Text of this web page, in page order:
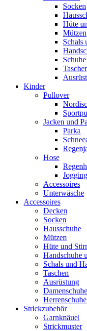
Socken
Hüte
Mützen
Schals
Kinder
Pullover
Jacken und
Parka
Hose
Accessoires
Unterwäsche
Accessoires
Decken
Socken
Hausschuhe
Mützen
Hüte und
Handschuhe
Schals und
Taschen
Ausrüstung
Strickzubehör
Garnknäuel
Strickmuster